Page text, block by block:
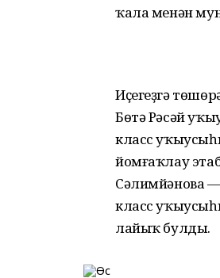
ҡала менән
Иҫегеҙгә
Бөтә Рәсәй
класс
йомғаҡлау
Сәлимйәнова —
класс
лайыҡ булды.